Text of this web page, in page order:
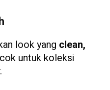
look yang clean,
untuk koleksi